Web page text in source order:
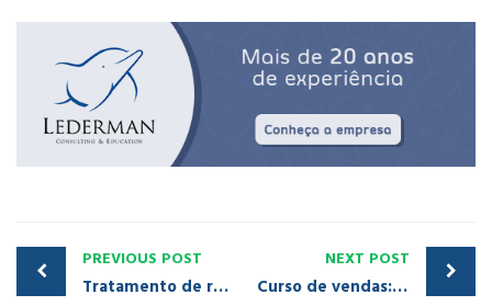
PREVIOUS POST
Tratamento de reclamações: como transformar os problemas em lucro
NEXT POST
Curso de vendas: descubra com a Lederman como otimizar o seu setor